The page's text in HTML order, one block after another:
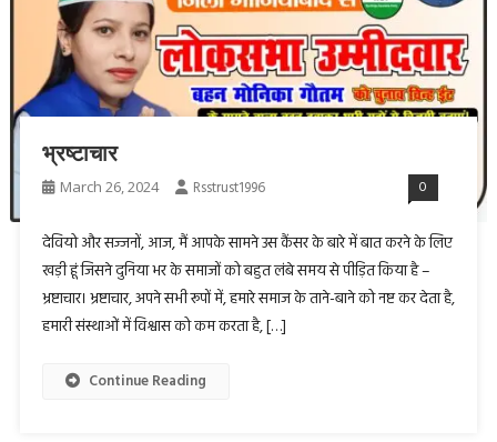
भ्रष्टाचार
March 26, 2024 Rsstrust1996 0
देवियो और सज्जनों, आज, मैं आपके सामने उस कैंसर के बारे में बात करने के लिए
खड़ी हूं जिसने दुनिया भर के समाजों को बहुत लंबे समय से पीड़ित किया है –
भ्रष्टाचार। भ्रष्टाचार, अपने सभी रूपों में, हमारे समाज के ताने-बाने को नष्ट कर देता है,
हमारी संस्थाओं में विश्वास को कम करता है, […]
Continue Reading